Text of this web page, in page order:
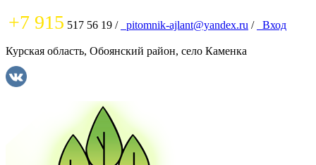
+7 915 517 56 19 / pitomnik-ajlant@yandex.ru / Вход
Курская область, Обоянский район, село Каменка